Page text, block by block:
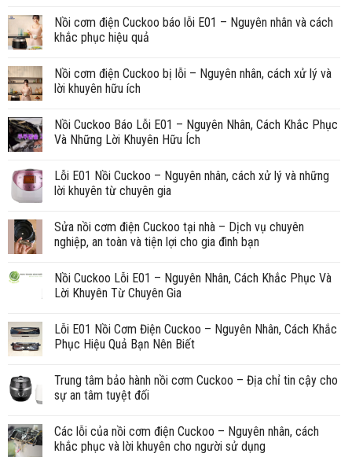
Nồi cơm điện Cuckoo báo lỗi E01 – Nguyên nhân và cách
khắc phục hiệu quả
Nồi cơm điện Cuckoo bị lỗi – Nguyên nhân, cách xử lý và
lời khuyên hữu ích
Nồi Cuckoo Báo Lỗi E01 – Nguyên Nhân, Cách Khắc Phục
Và Những Lời Khuyên Hữu Ích
Lỗi E01 Nồi Cuckoo – Nguyên nhân, cách xử lý và những
lời khuyên từ chuyên gia
Sửa nồi cơm điện Cuckoo tại nhà – Dịch vụ chuyên
nghiệp, an toàn và tiện lợi cho gia đình bạn
Nồi Cuckoo Lỗi E01 – Nguyên Nhân, Cách Khắc Phục Và
Lời Khuyên Từ Chuyên Gia
Lỗi E01 Nồi Cơm Điện Cuckoo – Nguyên Nhân, Cách Khắc
Phục Hiệu Quả Bạn Nên Biết
Trung tâm bảo hành nồi cơm Cuckoo – Địa chỉ tin cậy cho
sự an tâm tuyệt đối
Các lỗi của nồi cơm điện Cuckoo – Nguyên nhân, cách
khắc phục và lời khuyên cho người sử dụng